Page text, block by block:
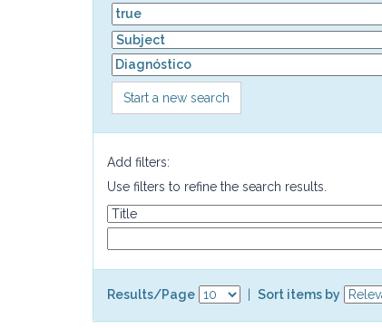
Start a new search
Add filters:
Use filters to refine the search results.
Results/Page Sort items by